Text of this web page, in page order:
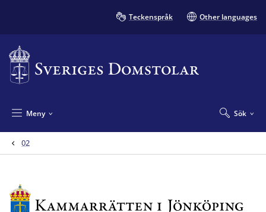
Teckenspråk Other languages
Sök
Meny
02